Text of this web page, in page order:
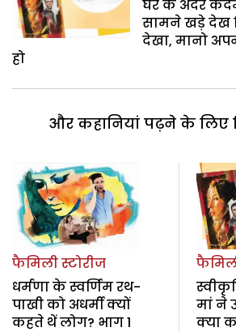
घर के अंदर
सामने खड़े देख
देखा, मानो
हो
और कहानियां पढ़ने के लिए
फैमिली स्टोरीज
धर्मणा के स्वर्णिम रथ-
पाखी को अधर्मी क्यों
कहते थें लोग? भाग 1
मां ने
क्या